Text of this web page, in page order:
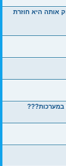
אותה היא חוזרת
במערכות???